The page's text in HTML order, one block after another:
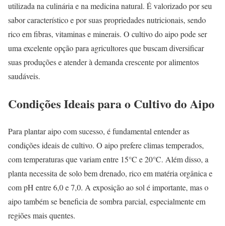
utilizada na culinária e na medicina natural. É valorizado por seu
sabor característico e por suas propriedades nutricionais, sendo
rico em fibras, vitaminas e minerais. O cultivo do aipo pode ser
uma excelente opção para agricultores que buscam diversificar
suas produções e atender à demanda crescente por alimentos
saudáveis.
Condições Ideais para o Cultivo do Aipo
Para plantar aipo com sucesso, é fundamental entender as
condições ideais de cultivo. O aipo prefere climas temperados,
com temperaturas que variam entre 15°C e 20°C. Além disso, a
planta necessita de solo bem drenado, rico em matéria orgânica e
com pH entre 6,0 e 7,0. A exposição ao sol é importante, mas o
aipo também se beneficia de sombra parcial, especialmente em
regiões mais quentes.